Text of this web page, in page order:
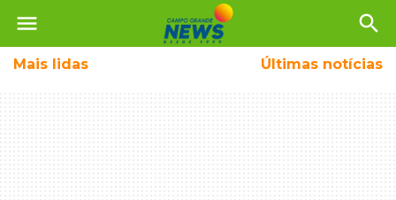
menu search
Mais lidas Últimas notícias